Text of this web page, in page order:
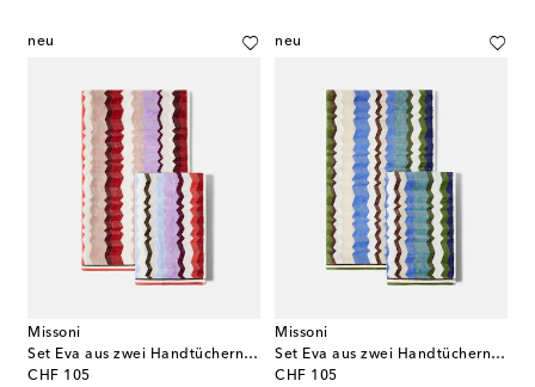
neu
Missoni
Set Eva aus zwei Handtüchern aus Baumwoll-Frottee
CHF 105
original price
neu
Missoni
Set Eva aus zwei Handtüchern aus Baumwoll-Frottee
CHF 105
original price